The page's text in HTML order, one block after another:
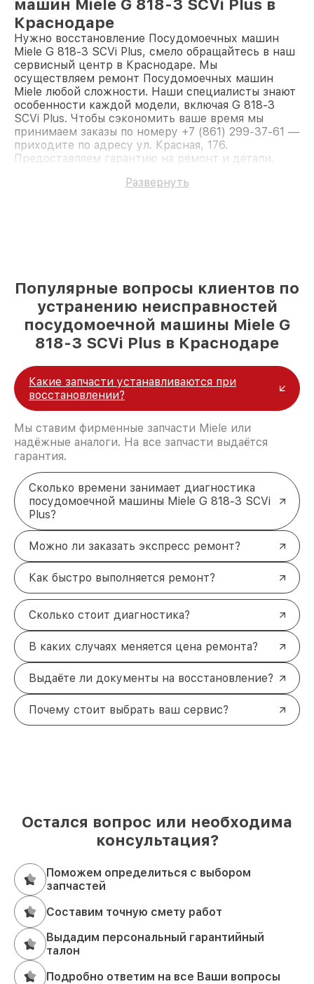
машин Miele G 818-3 SCVi Plus в
Краснодаре
Нужно восстановление Посудомоечных машин
Miele G 818-3 SCVi Plus, смело обращайтесь в наш
сервисный центр в Краснодаре. Мы
осуществляем ремонт Посудомоечных машин
Miele любой сложности. Наши специалисты знают
особенности каждой модели, включая G 818-3
SCVi Plus. Чтобы сэкономить ваше время мы
принимаем заказы по номеру +7 (861) 299-37-61 —
приходите по адресу ул. Красная, 176.
Предоставляем гарантию на ремонт и детали.
Развернуть
Популярные вопросы клиентов по
устранению неисправностей
посудомоечной машины Miele G
818-3 SCVi Plus в Краснодаре
Какие запчасти устанавливаются при
восстановлении?
Мы ставим фирменные запчасти Miele или
надёжные аналоги. На все запчасти выдаётся
гарантия.
Сколько времени занимает диагностика
посудомоечной машины Miele G 818-3 SCVi
Plus?
Можно ли заказать экспресс ремонт?
Как быстро выполняется ремонт?
Сколько стоит диагностика?
В каких случаях меняется цена ремонта?
Выдаёте ли документы на восстановление?
Почему стоит выбрать ваш сервис?
Остался вопрос или необходима
консультация?
Поможем определиться с выбором
запчастей
Составим точную смету работ
Выдадим персональный гарантийный
талон
Подробно ответим на все Ваши вопросы